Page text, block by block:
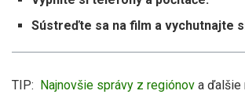
Sústreďte sa na film a vychutnajte
TIP: Najnovšie správy z regiónov a ďalšie